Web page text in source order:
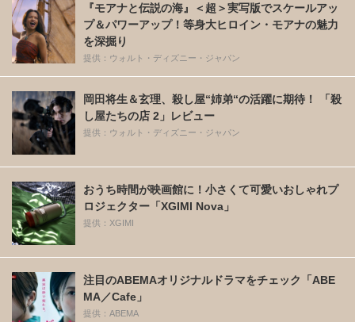
『モアナと伝説の海』＜超＞実写版でスケールアッ
プ＆パワーアップ！等身大ヒロイン・モアナの魅力
を深掘り
提供：ウォルト・ディズニー・ジャパン
岡田将生＆玄理、殺し屋“姉弟“の活躍に期待！ 「殺
し屋たちの店 2」レビュー
提供：ウォルト・ディズニー・ジャパン
おうち時間が映画館に！小さくて可愛いおしゃれプ
ロジェクター「XGIMI Nova」
提供：XGIMI
注目のABEMAオリジナルドラマをチェック「ABE
MA／Cafe」
提供：ABEMA